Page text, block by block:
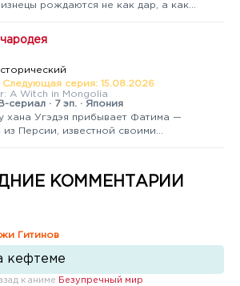
рождаются не как дар, а как
Брат бродит по лесам, чувствуя пульс
заперта в клетке, исполняя долг,
не объясняет…
Следующая серия: 15.08.2026
A Witch in Mongolia
сериал · 7 эп. · Япония
хана Угэдэя прибывает Фатима —
из Персии, известной своими
под покровительство Төрэгэнэ,
Великого хана.Төрэгэнэ занимает
КОММЕНТАРИИ
Гитинов
кефтеме
к аниме Безупречный мир